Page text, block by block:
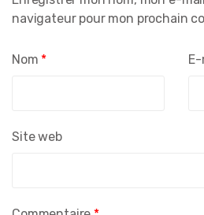
Nom * E-
Site web
navigateur pour mon prochain